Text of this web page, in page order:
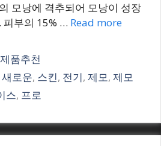
모낭에 격추되어 모낭이 성장
피부의 15% … Read more
품추천
새로운, 스킨, 전기,제모,제모
스, 프로